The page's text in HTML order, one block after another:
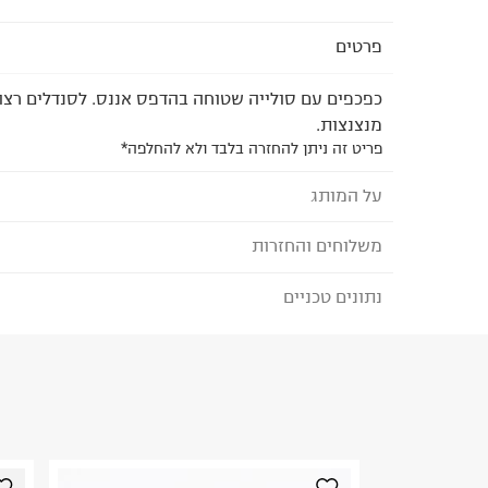
פרטים
כפכפים עם סולייה שטוחה בהדפס אננס. לסנדלים
מנצנצות.
פריט זה ניתן להחזרה בלבד ולא להחלפה*
על המותג
REEF - ריף
משלוחים והחזרות
לבחירת בשיטת המשלוח המתאימה לכם,
נתונים טכניים